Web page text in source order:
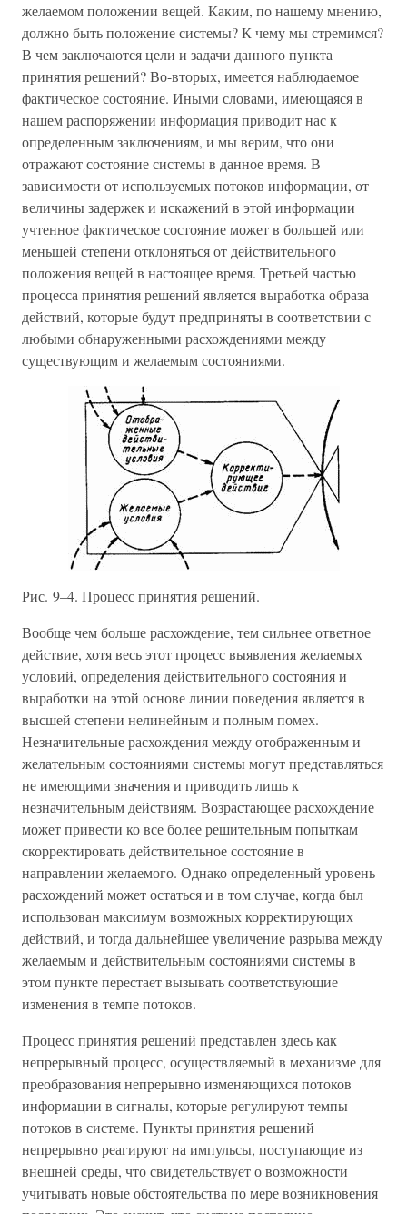
желаемом положении вещей. Каким, по нашему мнению,
должно быть положение системы? К чему мы стремимся?
В чем заключаются цели и задачи данного пункта
принятия решений? Во-вторых, имеется наблюдаемое
фактическое состояние. Иными словами, имеющаяся в
нашем распоряжении информация приводит нас к
определенным заключениям, и мы верим, что они
отражают состояние системы в данное время. В
зависимости от используемых потоков информации, от
величины задержек и искажений в этой информации
учтенное фактическое состояние может в большей или
меньшей степени отклоняться от действительного
положения вещей в настоящее время. Третьей частью
процесса принятия решений является выработка образа
действий, которые будут предприняты в соответствии с
любыми обнаруженными расхождениями между
существующим и желаемым состояниями.
Рис. 9–4. Процесс принятия решений.
Вообще чем больше расхождение, тем сильнее ответное
действие, хотя весь этот процесс выявления желаемых
условий, определения действительного состояния и
выработки на этой основе линии поведения является в
высшей степени нелинейным и полным помех.
Незначительные расхождения между отображенным и
желательным состояниями системы могут представляться
не имеющими значения и приводить лишь к
незначительным действиям. Возрастающее расхождение
может привести ко все более решительным попыткам
скорректировать действительное состояние в
направлении желаемого. Однако определенный уровень
расхождений может остаться и в том случае, когда был
использован максимум возможных корректирующих
действий, и тогда дальнейшее увеличение разрыва между
желаемым и действительным состояниями системы в
этом пункте перестает вызывать соответствующие
изменения в темпе потоков.
Процесс принятия решений представлен здесь как
непрерывный процесс, осуществляемый в механизме для
преобразования непрерывно изменяющихся потоков
информации в сигналы, которые регулируют темпы
потоков в системе. Пункты принятия решений
непрерывно реагируют на импульсы, поступающие из
внешней среды, что свидетельствует о возможности
учитывать новые обстоятельства по мере возникновения